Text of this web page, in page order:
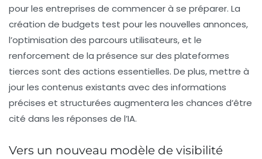
pour les entreprises de commencer à se préparer. La
création de budgets test pour les nouvelles annonces,
l’optimisation des parcours utilisateurs, et le
renforcement de la présence sur des plateformes
tierces sont des actions essentielles. De plus, mettre à
jour les contenus existants avec des informations
précises et structurées augmentera les chances d’être
cité dans les réponses de l’IA.
Vers un nouveau modèle de visibilité